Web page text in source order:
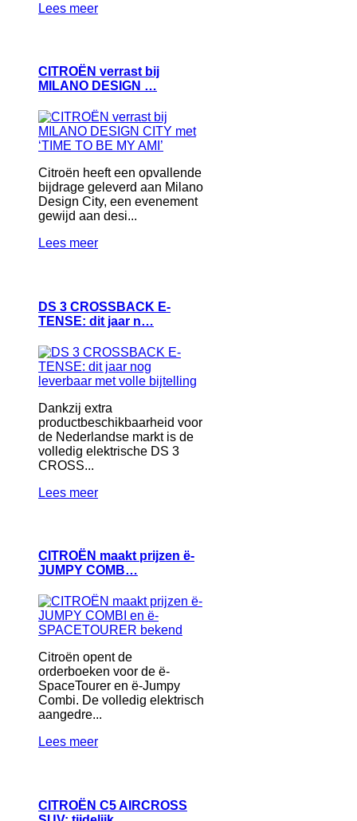
Lees meer
CITROËN verrast bij
MILANO DESIGN …
Citroën heeft een opvallende
bijdrage geleverd aan Milano
Design City, een evenement
gewijd aan desi...
Lees meer
DS 3 CROSSBACK E-
TENSE: dit jaar n…
Dankzij extra
productbeschikbaarheid voor
de Nederlandse markt is de
volledig elektrische DS 3
CROSS...
Lees meer
CITROËN maakt prijzen ë-
JUMPY COMB…
Citroën opent de
orderboeken voor de ë-
SpaceTourer en ë-Jumpy
Combi. De volledig elektrisch
aangedre...
Lees meer
CITROËN C5 AIRCROSS